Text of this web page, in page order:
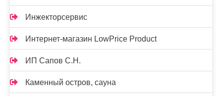
Инжекторсервис
Интернет-магазин LowPrice Product
ИП Сапов С.Н.
Каменный остров, сауна